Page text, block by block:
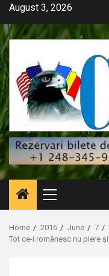
Skip
content
August 3, 2026
Primary
Menu
Home 2016 June
7
Tot ce-i românesc nu piere